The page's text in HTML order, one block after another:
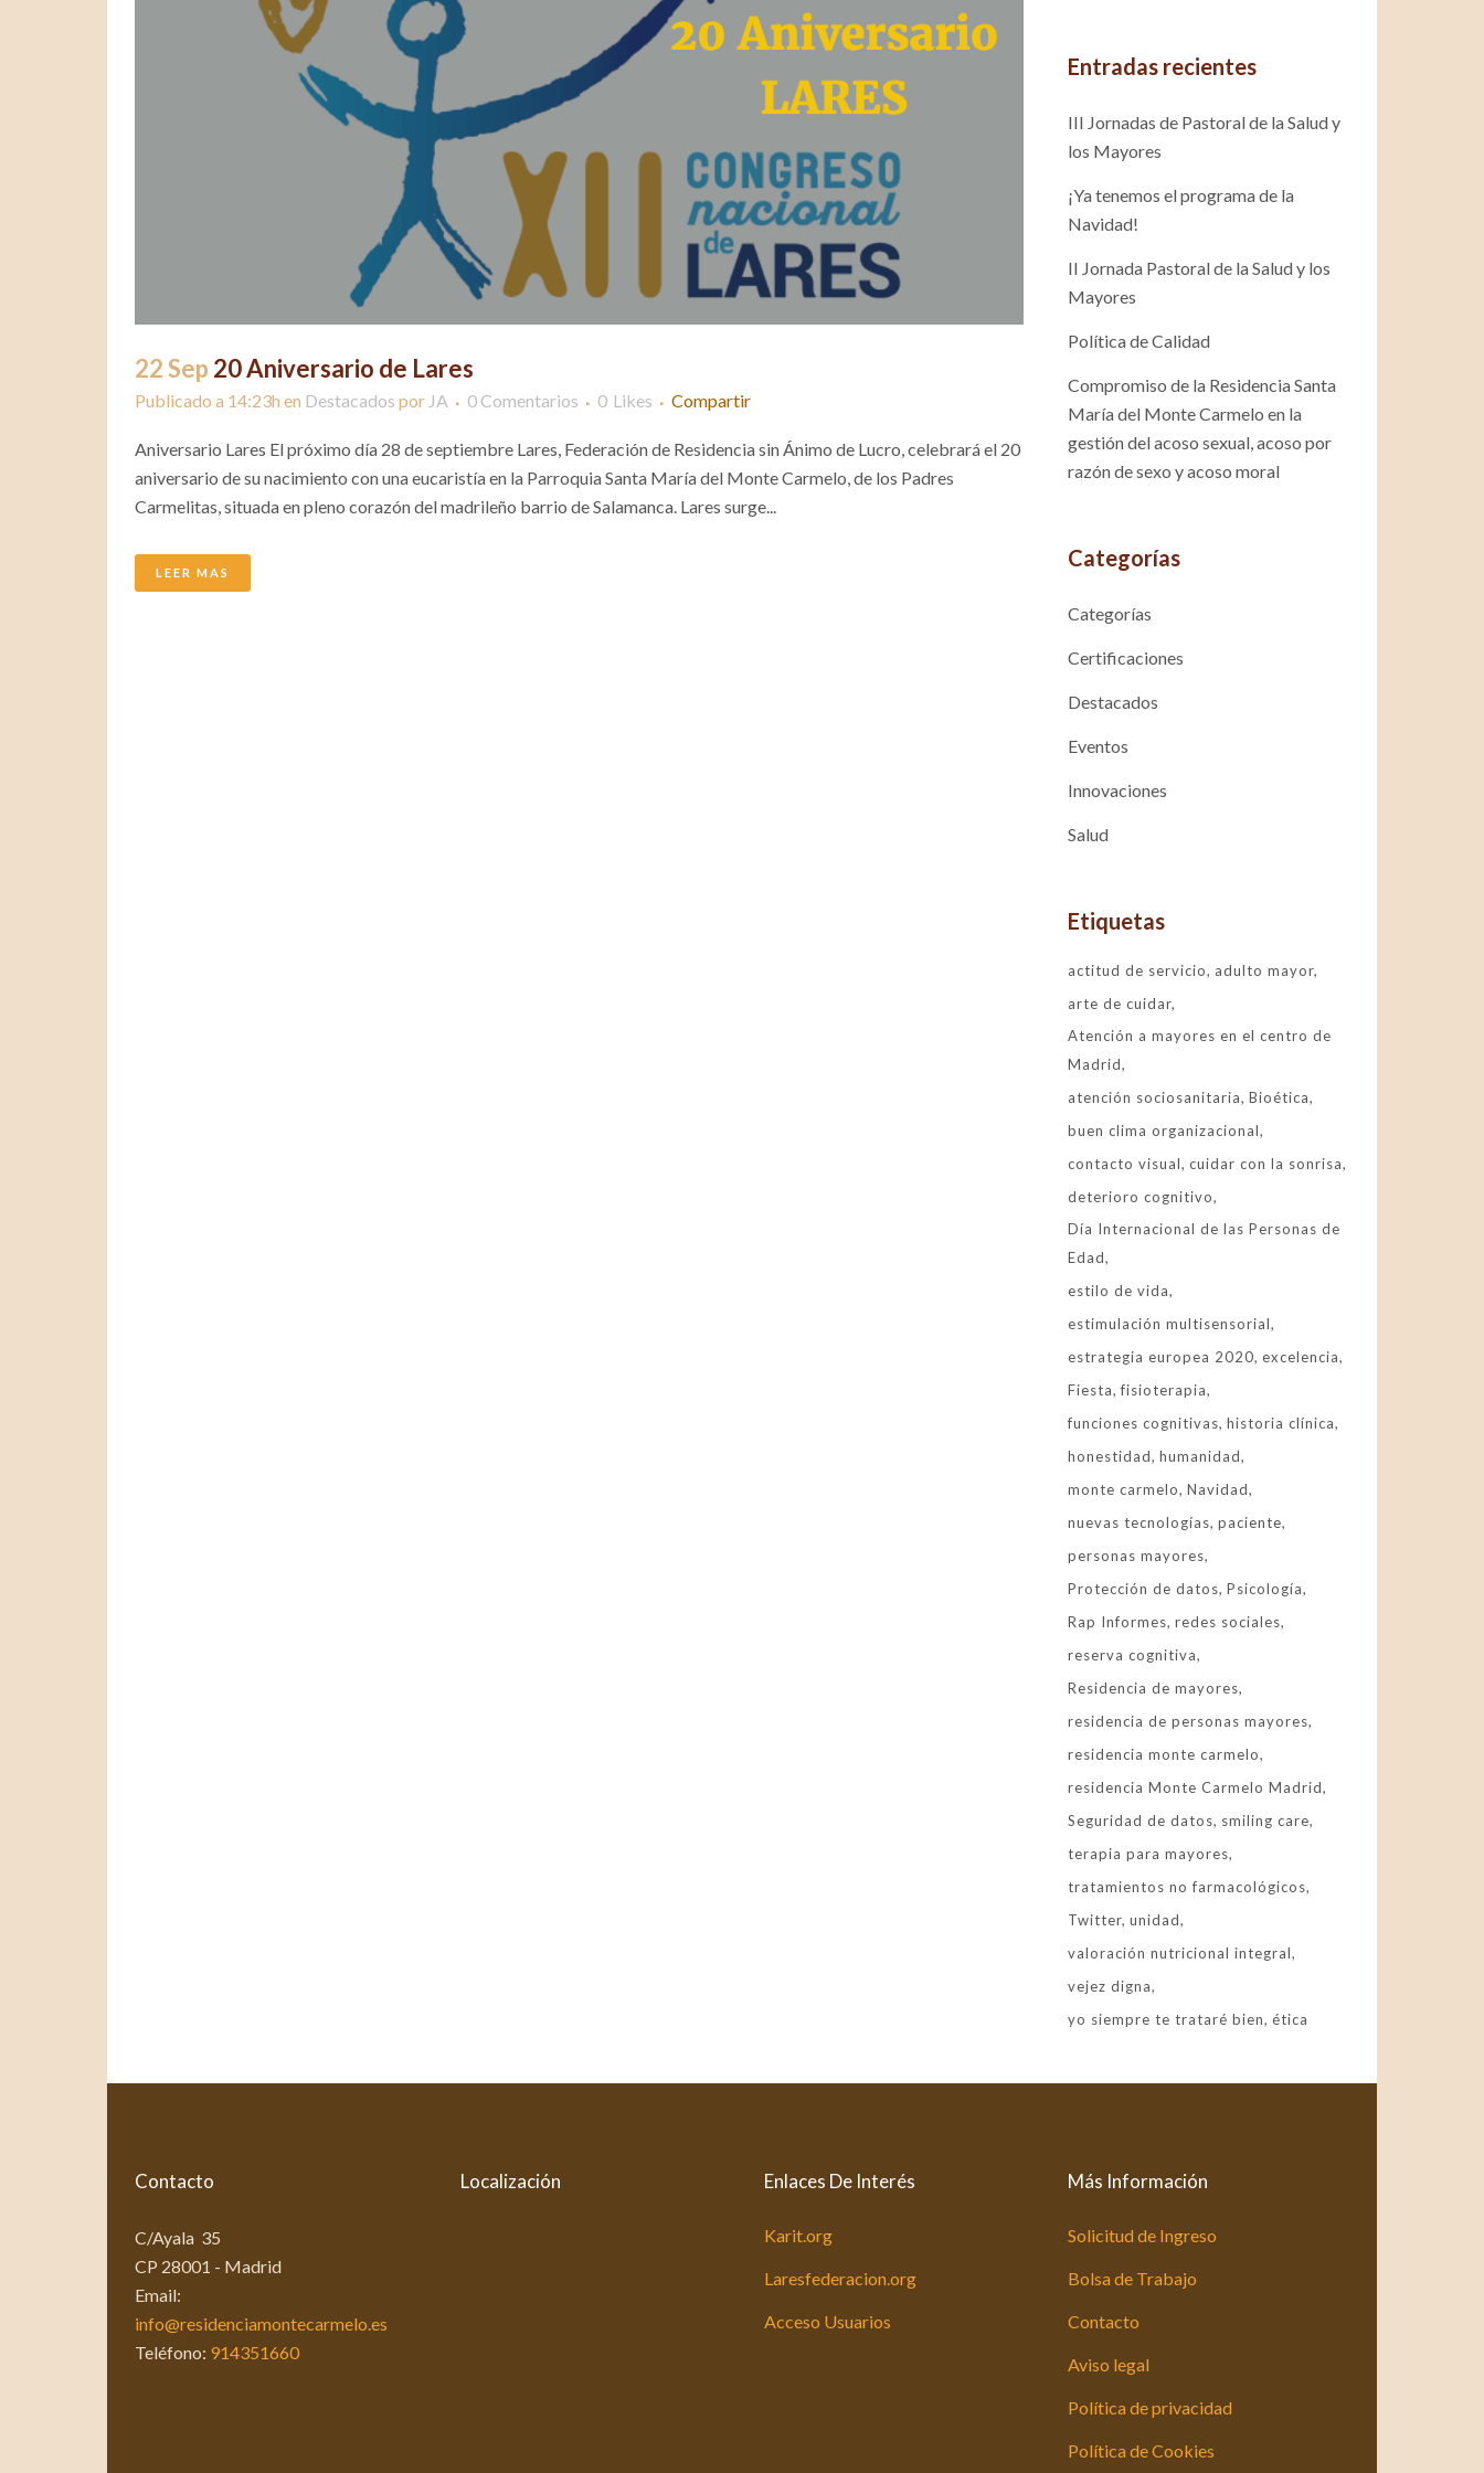
22 Sep 20 Aniversario de Lares
Publicado a 14:23h en Destacados por JA 0 Comentarios 0 Likes Compartir
Aniversario Lares El próximo día 28 de septiembre Lares, Federación de Residencia sin Ánimo de Lucro, celebrará el 20
aniversario de su nacimiento con una eucaristía en la Parroquia Santa María del Monte Carmelo, de los Padres
Carmelitas, situada en pleno corazón del madrileño barrio de Salamanca. Lares surge...
LEER MAS
Entradas recientes
III Jornadas de Pastoral de la Salud y
los Mayores
¡Ya tenemos el programa de la
Navidad!
II Jornada Pastoral de la Salud y los
Mayores
Política de Calidad
Compromiso de la Residencia Santa
María del Monte Carmelo en la
gestión del acoso sexual, acoso por
razón de sexo y acoso moral
Categorías
Categorías
Certificaciones
Destacados
Eventos
Innovaciones
Salud
Etiquetas
actitud de servicio
adulto mayor
arte de cuidar
Atención a mayores en el centro de
Madrid
atención sociosanitaria Bioética
buen clima organizacional
contacto visual cuidar con la sonrisa
deterioro cognitivo
Día Internacional de las Personas de
Edad
estilo de vida
estimulación multisensorial
estrategia europea 2020 excelencia
Fiesta fisioterapia
funciones cognitivas historia clínica
honestidad humanidad
monte carmelo Navidad
nuevas tecnologías paciente
personas mayores
Protección de datos Psicología
Rap Informes redes sociales
reserva cognitiva
Residencia de mayores
residencia de personas mayores
residencia monte carmelo
residencia Monte Carmelo Madrid
Seguridad de datos smiling care
terapia para mayores
tratamientos no farmacológicos
Twitter unidad
valoración nutricional integral
vejez digna
yo siempre te trataré bien ética
Contacto
C/Ayala 35
CP 28001 - Madrid
Email:
info@residenciamontecarmelo.es
Teléfono: 914351660
Localización Enlaces De Interés
Karit.org
Laresfederacion.org
Acceso Usuarios
Más Información
Solicitud de Ingreso
Bolsa de Trabajo
Contacto
Aviso legal
Política de privacidad
Política de Cookies